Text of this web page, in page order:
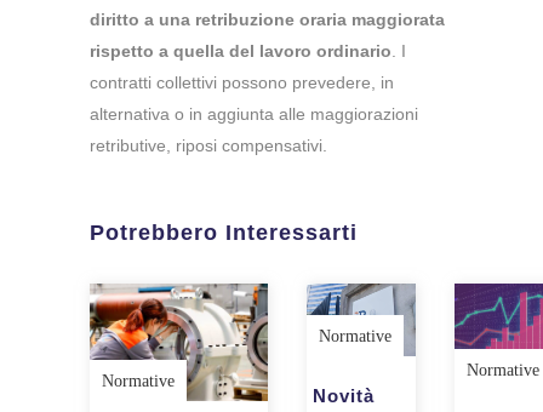
diritto a una retribuzione oraria maggiorata
rispetto a quella del lavoro ordinario. I
contratti collettivi possono prevedere, in
alternativa o in aggiunta alle maggiorazioni
retributive, riposi compensativi.
Potrebbero Interessarti
Normative
Normative
Novità
Normative